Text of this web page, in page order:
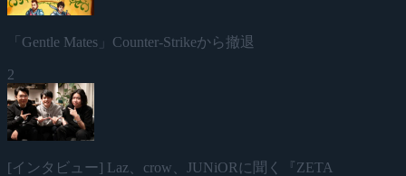
「Gentle Mates」Counter-Strikeから撤退
2
[インタビュー] Laz、crow、JUNiORに聞く『ZETA